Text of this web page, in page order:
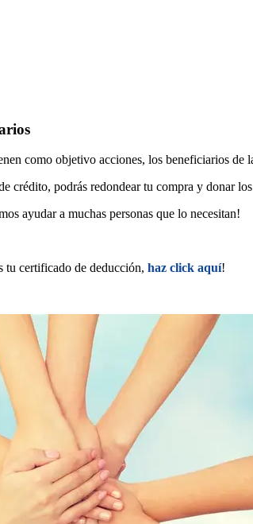
como objetivo acciones, los beneficiarios de
crédito, podrás redondear tu compra y donar
ayudar a muchas personas que lo necesitan!
tu certificado de deducción, haz click aquí!